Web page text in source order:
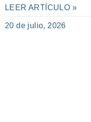
LEER ARTÍCULO »
20 de julio, 2026